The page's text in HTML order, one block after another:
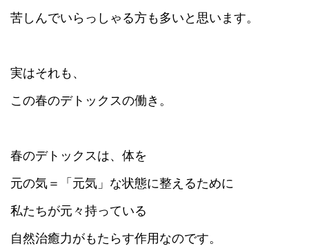
苦しんでいらっしゃる方も多いと思います。
実はそれも、
この春のデトックスの働き。
春のデトックスは、体を
元の気＝「元気」な状態に整えるために
私たちが元々持っている
自然治癒力がもたらす作用なのです。